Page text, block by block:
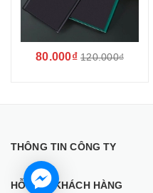
80.000₫ 120.000₫
THÔNG TIN CÔNG TY
HỖ TRỢ KHÁCH HÀNG